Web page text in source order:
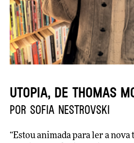
UTOPIA, de Thomas
por Sofia Nestrovski
“Estou animada para ler a nova